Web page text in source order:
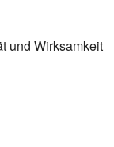
und Wirksamkeit